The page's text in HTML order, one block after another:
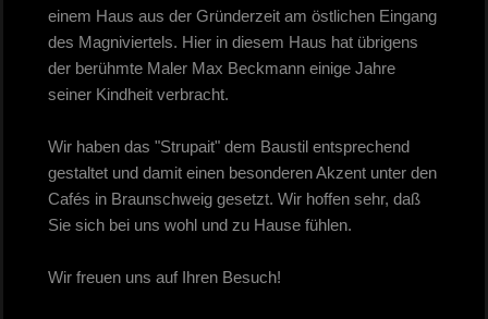
einem Haus aus der Gründerzeit am östlichen Eingang
des Magniviertels. Hier in diesem Haus hat übrigens
der berühmte Maler Max Beckmann einige Jahre
seiner Kindheit verbracht.
Wir haben das "Strupait" dem Baustil entsprechend
gestaltet und damit einen besonderen Akzent unter den
Cafés in Braunschweig gesetzt. Wir hoffen sehr, daß
Sie sich bei uns wohl und zu Hause fühlen.
Wir freuen uns auf Ihren Besuch!